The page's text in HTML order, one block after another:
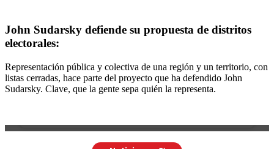
John Sudarsky defiende su propuesta de distritos
electorales:
Representación pública y colectiva de una región y un territorio, con
listas cerradas, hace parte del proyecto que ha defendido John
Sudarsky. Clave, que la gente sepa quién la representa.